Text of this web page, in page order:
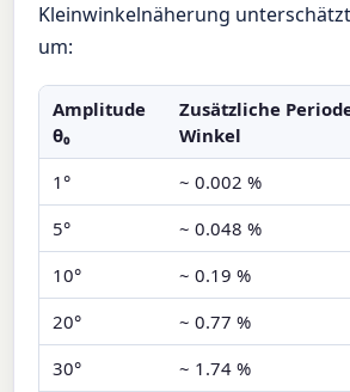
Kleinwinkelnäherung
um:
Amplitude
θ₀
Zusätzliche
Winkel
1°
~ 0.002 %
5°
~ 0.048 %
10°
~ 0.19 %
20°
~ 0.77 %
30°
~ 1.74 %